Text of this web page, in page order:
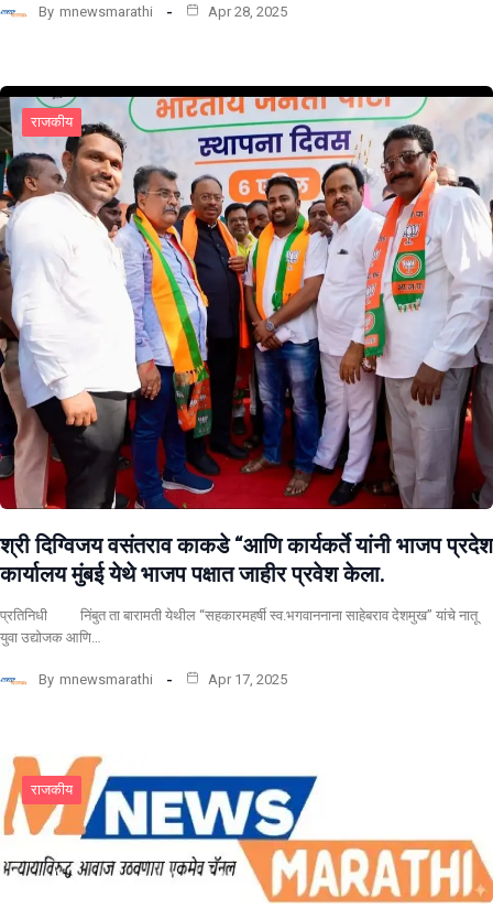
By mnewsmarathi Apr 28, 2025
राजकीय
श्री दिग्विजय वसंतराव काकडे “आणि कार्यकर्ते यांनी भाजप प्रदेश
कार्यालय मुंबई येथे भाजप पक्षात जाहीर प्रवेश केला.
प्रतिनिधी निंबुत ता बारामती येथील “सहकारमहर्षी स्व.भगवाननाना साहेबराव देशमुख” यांचे नातू
युवा उद्योजक आणि…
By mnewsmarathi Apr 17, 2025
राजकीय